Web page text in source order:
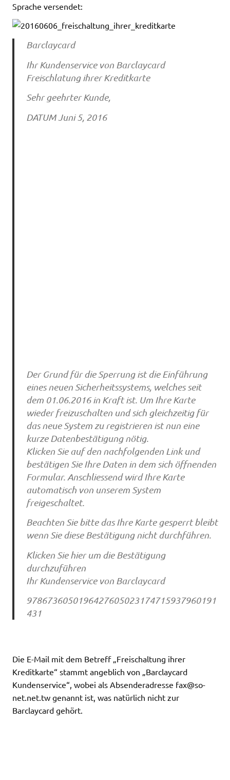
Sprache versendet:
Barclaycard
Ihr Kundenservice von Barclaycard
Freischlatung ihrer Kreditkarte
Sehr geehrter Kunde,
DATUM Juni 5, 2016
Der Grund für die Sperrung ist die Einführung
eines neuen Sicherheitssystems, welches seit
dem 01.06.2016 in Kraft ist. Um Ihre Karte
wieder freizuschalten und sich gleichzeitig für
das neue System zu registrieren ist nun eine
kurze Datenbestätigung nötig.
Klicken Sie auf den nachfolgenden Link und
bestätigen Sie Ihre Daten in dem sich öffnenden
Formular. Anschliessend wird Ihre Karte
automatisch von unserem System
freigeschaltet.
Beachten Sie bitte das Ihre Karte gesperrt bleibt
wenn Sie diese Bestätigung nicht durchführen.
Klicken Sie hier um die Bestätigung
durchzuführen
Ihr Kundenservice von Barclaycard
9786736050196427605023174715937960191
431
Die E-Mail mit dem Betreff „Freischaltung ihrer
Kreditkarte“ stammt angeblich von „Barclaycard
Kundenservice“, wobei als Absenderadresse fax@so-
net.net.tw genannt ist, was natürlich nicht zur
Barclaycard gehört.